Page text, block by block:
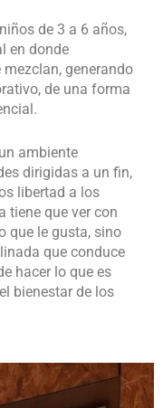
de 3 a 6 años,
en donde
generando
de una forma
ambiente
dirigidas a un fin,
libertad a los
tiene que ver con
que le gusta, sino
que conduce
hacer lo que es
bienestar de los